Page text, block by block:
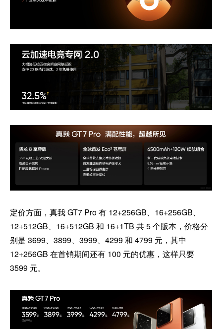
定价方面，真我 GT7 Pro 有 12+256GB、16+256GB、
12+512GB、16+512GB 和 16+1TB 共 5 个版本，价格分
别是 3699、3899、3999、4299 和 4799 元，其中
12+256GB 在首销期间还有 100 元的优惠，这样只要
3599 元。